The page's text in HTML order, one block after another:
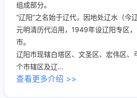
组成部分。
“辽阳”之名始于辽代，因地处辽水（今
元明清历代沿用，1949年设辽阳专区
市。
辽阳市现辖白塔区、文圣区、宏伟区、
个市辖区及辽...
查看更多介绍 >>